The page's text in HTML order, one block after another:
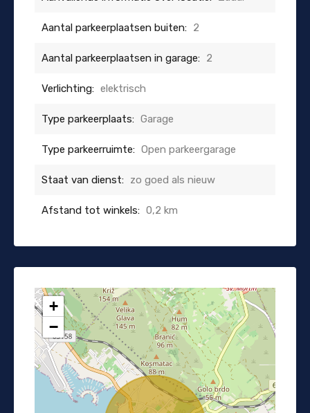
Aantal parkeerplaatsen buiten: 2
Aantal parkeerplaatsen in garage: 2
Verlichting: elektrisch
Type parkeerplaats: Garage
Type parkeerruimte: Open parkeergarage
Staat van dienst: zo goed als nieuw
Afstand tot winkels: 0,2 km
+
−